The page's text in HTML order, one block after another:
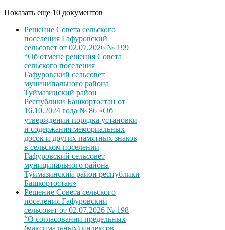
Показать еще 10 документов
Решение Совета сельского
поселения Гафуровский
сельсовет от 02.07.2026 № 199
“Об отмене решения Совета
сельского поселения
Гафуровский сельсовет
муниципального района
Туймазинский район
Республики Башкортостан от
16.10.2024 года № 86 «Об
утверждении порядка установки
и содержания мемориальных
досок и других памятных знаков
в сельском поселении
Гафуровский сельсовет
муниципального района
Туймазинский район республики
Башкортостан»
Решение Совета сельского
поселения Гафуровский
сельсовет от 02.07.2026 № 198
“О согласовании предельных
(максимальных) индексов